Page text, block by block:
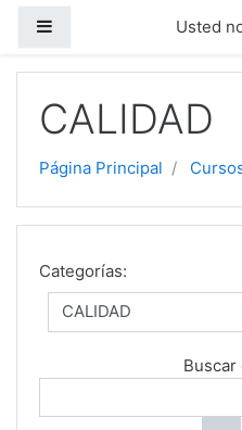
Usted
CALIDAD
Página Principal
Categorías:
Buscar